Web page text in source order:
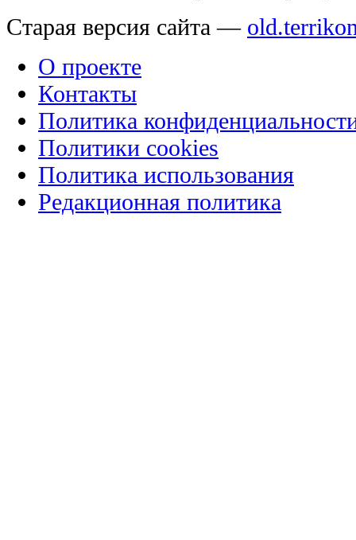
Старая версия сайта —
О проекте
Контакты
Политика
Политики cookies
Политика использования
Редакционная политика